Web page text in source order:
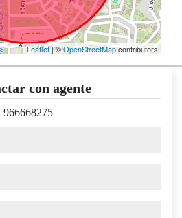
Leaflet| ©OpenStreetMapcontributors
con agente
966668275